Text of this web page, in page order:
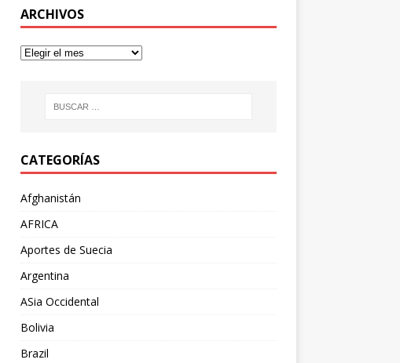
ARCHIVOS
CATEGORÍAS
Afghanistán
AFRICA
Aportes de Suecia
Argentina
ASia Occidental
Bolivia
Brazil